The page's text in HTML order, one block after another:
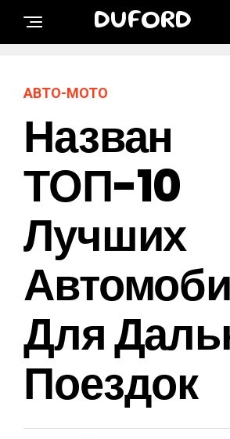
DUFORD
АВТО-МОТО
Назван
ТОП-10
Лучших
Для
Поездок